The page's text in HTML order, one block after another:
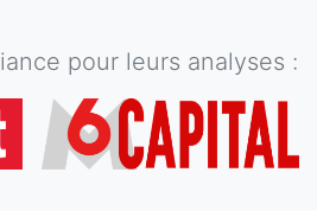
pour leurs analyses :